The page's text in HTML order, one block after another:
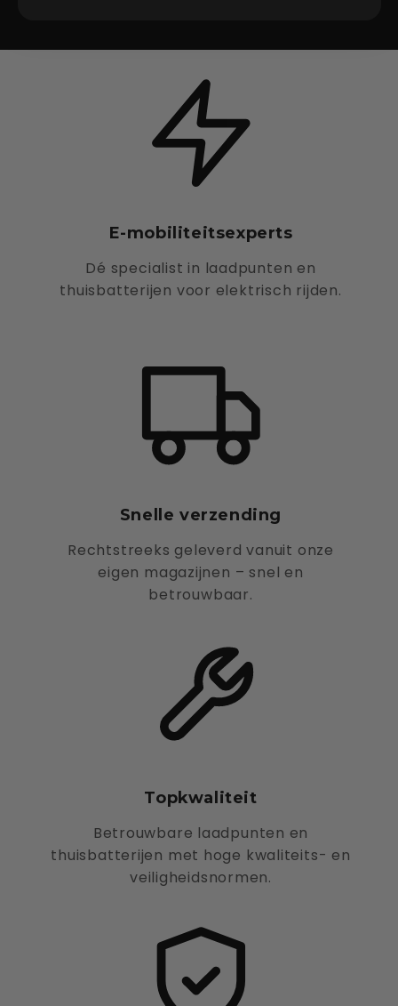
E-mobiliteitsexperts
Dé specialist in laadpunten en
thuisbatterijen voor elektrisch rijden.
Snelle verzending
Rechtstreeks geleverd vanuit onze
eigen magazijnen – snel en
betrouwbaar.
Topkwaliteit
Betrouwbare laadpunten en
thuisbatterijen met hoge kwaliteits- en
veiligheidsnormen.